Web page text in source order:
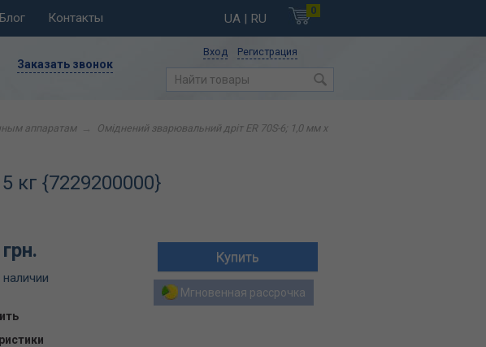
0
UA | RU
Блог Контакты
Вход Регистрация
Заказать звонок
аппаратам
Оміднений зварювальний дріт ER 70S-6; 1,0 мм х
кг {7229200000}
наличии
Мгновенная рассрочка